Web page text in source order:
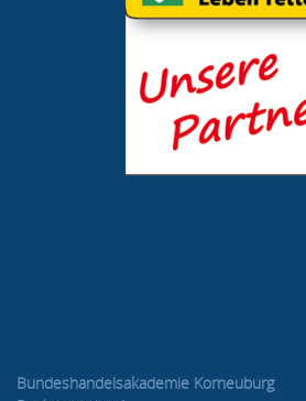
Bundeshandelsakademie Korneuburg